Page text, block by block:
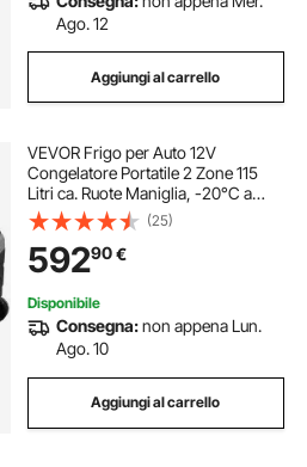
Ago. 12
Aggiungi al carrello
VEVOR Frigo per Auto 12V
Congelatore Portatile 2 Zone 115
Litri ca. Ruote Maniglia, -20°C a
20°C, Dispositivo di
Raffreddamento a Compressore
12/24V DC / 100-240V AC Esterno,
Campeggio, Viaggi
(25)
59290€
Disponibile
Consegna:non appena Lun.
Ago. 10
Aggiungi al carrello